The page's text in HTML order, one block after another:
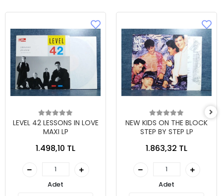
LEVEL 42 LESSONS IN LOVE
MAXI LP
1.498,10 TL
Adet
NEW KIDS ON THE BLOCK
STEP BY STEP LP
1.863,32 TL
Adet